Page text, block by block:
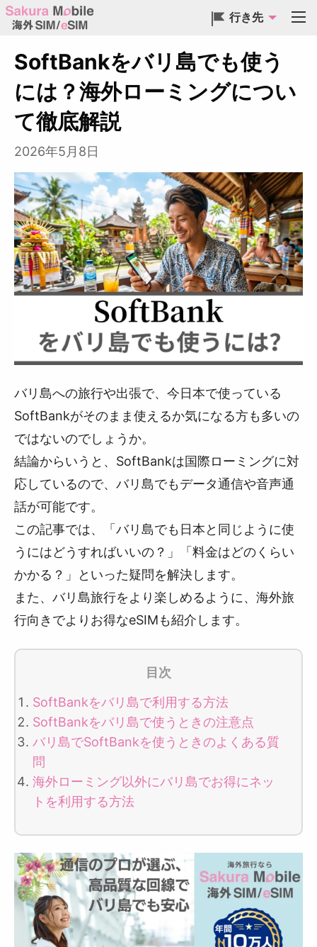
行き先
SoftBankをバリ島でも使う
には？海外ローミングについ
て徹底解説
2026年5月8日
バリ島への旅行や出張で、今日本で使っている
SoftBankがそのまま使えるか気になる方も多いの
ではないのでしょうか。
結論からいうと、SoftBankは国際ローミングに対
応しているので、バリ島でもデータ通信や音声通
話が可能です。
この記事では、「バリ島でも日本と同じように使
うにはどうすればいいの？」「料金はどのくらい
かかる？」といった疑問を解決します。
また、バリ島旅行をより楽しめるように、海外旅
行向きでよりお得なeSIMも紹介します。
目次
SoftBankをバリ島で利用する方法
SoftBankをバリ島で使うときの注意点
バリ島でSoftBankを使うときのよくある質
問
海外ローミング以外にバリ島でお得にネッ
トを利用する方法